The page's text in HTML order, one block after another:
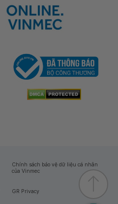
Chính sách bảo vệ dữ liệu cá nhân
của Vinmec
GR Privacy